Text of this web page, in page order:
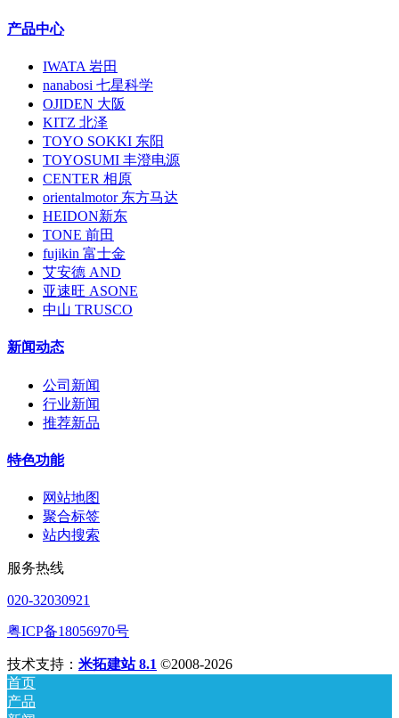
产品中心
IWATA 岩田
nanabosi 七星科学
OJIDEN 大阪
KITZ 北泽
TOYO SOKKI 东阳
TOYOSUMI 丰澄电源
CENTER 相原
orientalmotor 东方马达
HEIDON新东
TONE 前田
fujikin 富士金
艾安德 AND
亚速旺 ASONE
中山 TRUSCO
新闻动态
公司新闻
行业新闻
推荐新品
特色功能
网站地图
聚合标签
站内搜索
服务热线
020-32030921
粤ICP备18056970号
技术支持： 米拓建站 8.1 ©2008-2026
首页
产品